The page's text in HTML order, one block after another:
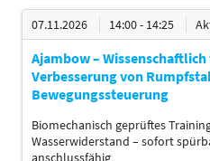
07.11.2026 | 10:30 - 10:55
Susan Schmidt
Referent:in
Sprache
Deutsch
Themen
BGM-Verantwortliche |
07.11.2026 14:00 - 14:25
Ajambow –
Verbesserung von
Bewegungssteuerung
Biomechanisch geprüftes
Wasserwiderstand – sofort
anschlussfähig